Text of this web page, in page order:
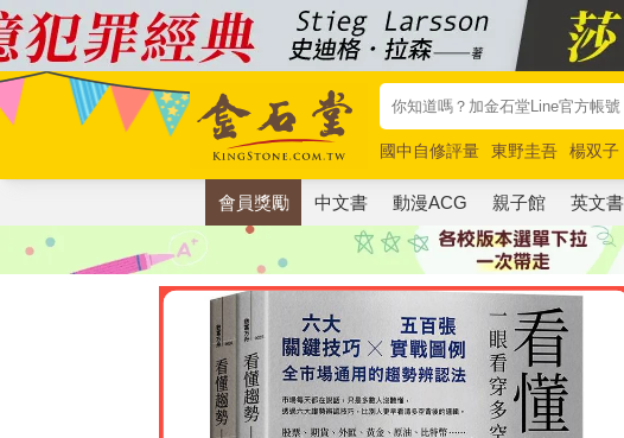
國中自修評量 東野圭吾 楊双子
唯紅花綻放
奧德賽 路邊攤新作
會員獎勵 中文書 動漫ACG 親子館 英文書